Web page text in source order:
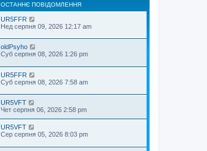
ОСТАННЄ ПОВІДОМЛЕННЯ
UR5FFR
Нед серпня 09, 2026 12:17 am
oldPsyho
Суб серпня 08, 2026 1:26 pm
UR5FFR
Суб серпня 08, 2026 7:58 am
UR5VFT
Чет серпня 06, 2026 2:58 pm
UR5VFT
Сер серпня 05, 2026 8:03 pm